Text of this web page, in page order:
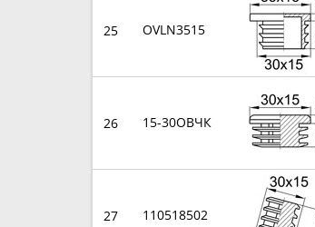
25 OVLN3515
26 15-30ОВЧК
27 110518502